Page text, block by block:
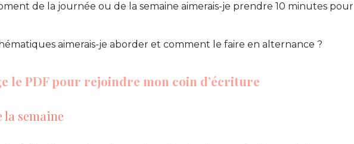
de la journée ou de la semaine aimerais-je prendre 10 minutes pour
aimerais-je aborder et comment le faire en alternance ?
le PDF pour rejoindre mon coin d’écriture
la semaine